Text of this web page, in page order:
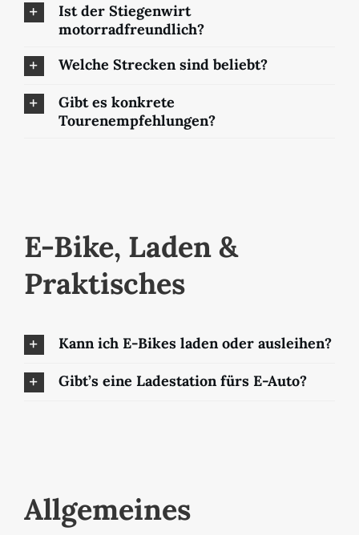
Ist der Stiegenwirt
motorradfreundlich?
Welche Strecken sind beliebt?
Gibt es konkrete
Tourenempfehlungen?
E-Bike, Laden &
Praktisches
Kann ich E-Bikes laden oder ausleihen?
Gibt’s eine Ladestation fürs E-Auto?
Allgemeines